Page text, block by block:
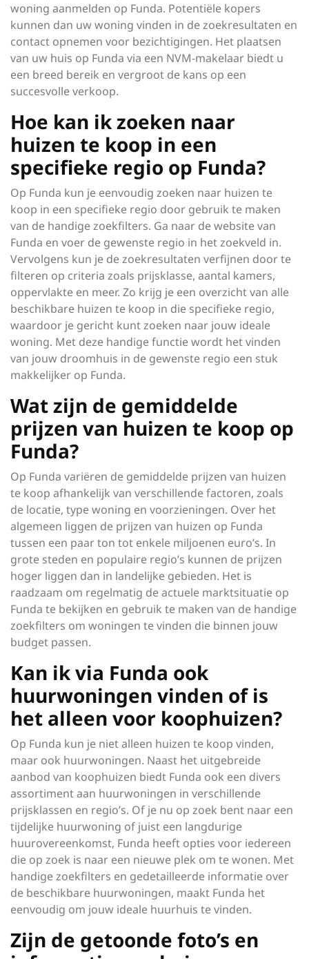
woning aanmelden op Funda. Potentiële kopers
kunnen dan uw woning vinden in de zoekresultaten en
contact opnemen voor bezichtigingen. Het plaatsen
van uw huis op Funda via een NVM-makelaar biedt u
een breed bereik en vergroot de kans op een
succesvolle verkoop.
Hoe kan ik zoeken naar
huizen te koop in een
specifieke regio op Funda?
Op Funda kun je eenvoudig zoeken naar huizen te
koop in een specifieke regio door gebruik te maken
van de handige zoekfilters. Ga naar de website van
Funda en voer de gewenste regio in het zoekveld in.
Vervolgens kun je de zoekresultaten verfijnen door te
filteren op criteria zoals prijsklasse, aantal kamers,
oppervlakte en meer. Zo krijg je een overzicht van alle
beschikbare huizen te koop in die specifieke regio,
waardoor je gericht kunt zoeken naar jouw ideale
woning. Met deze handige functie wordt het vinden
van jouw droomhuis in de gewenste regio een stuk
makkelijker op Funda.
Wat zijn de gemiddelde
prijzen van huizen te koop op
Funda?
Op Funda variëren de gemiddelde prijzen van huizen
te koop afhankelijk van verschillende factoren, zoals
de locatie, type woning en voorzieningen. Over het
algemeen liggen de prijzen van huizen op Funda
tussen een paar ton tot enkele miljoenen euro’s. In
grote steden en populaire regio’s kunnen de prijzen
hoger liggen dan in landelijke gebieden. Het is
raadzaam om regelmatig de actuele marktsituatie op
Funda te bekijken en gebruik te maken van de handige
zoekfilters om woningen te vinden die binnen jouw
budget passen.
Kan ik via Funda ook
huurwoningen vinden of is
het alleen voor koophuizen?
Op Funda kun je niet alleen huizen te koop vinden,
maar ook huurwoningen. Naast het uitgebreide
aanbod van koophuizen biedt Funda ook een divers
assortiment aan huurwoningen in verschillende
prijsklassen en regio’s. Of je nu op zoek bent naar een
tijdelijke huurwoning of juist een langdurige
huurovereenkomst, Funda heeft opties voor iedereen
die op zoek is naar een nieuwe plek om te wonen. Met
handige zoekfilters en gedetailleerde informatie over
de beschikbare huurwoningen, maakt Funda het
eenvoudig om jouw ideale huurhuis te vinden.
Zijn de getoonde foto’s en